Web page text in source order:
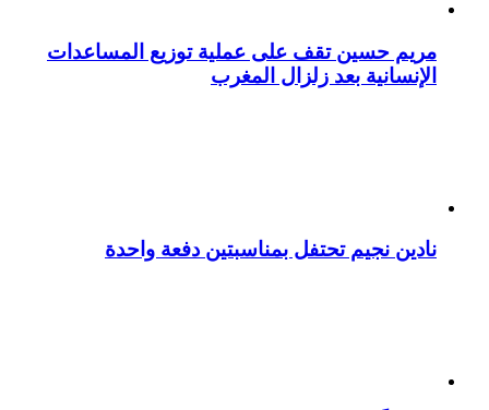
مريم حسين تقف على عملية توزيع المساعدات
الإنسانية بعد زلزال المغرب
نادين نجيم تحتفل بمناسبتين دفعة واحدة